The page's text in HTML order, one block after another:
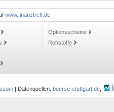
www.finanztreff.de
Optionsscheine
Rohstoffe
| Datenquellen: boerse-stuttgart.de